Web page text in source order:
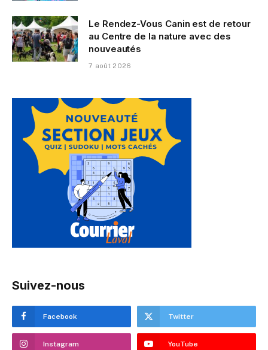
Le Rendez-Vous Canin est de retour
au Centre de la nature avec des
nouveautés
7 août 2026
Suivez-nous
Facebook Twitter
Instagram YouTube